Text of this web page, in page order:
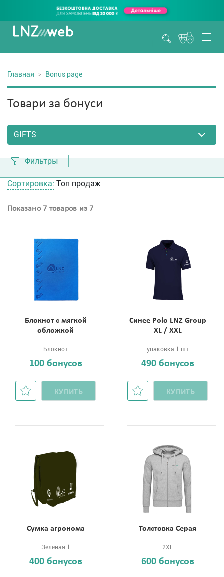
Главная Bonus page
Товари за бонуси
Фильтры
Сортировка: Топ продаж
Показано 7 товаров из 7
Блокнот с мягкой
обложкой
Блокнот
100 бонусов
КУПИТЬ
Синее Polo LNZ Group
XL / XXL
упаковка 1 шт
490 бонусов
КУПИТЬ
Сумка агронома
Зелёная 1
400 бонусов
Толстовка Серая
2XL
600 бонусов